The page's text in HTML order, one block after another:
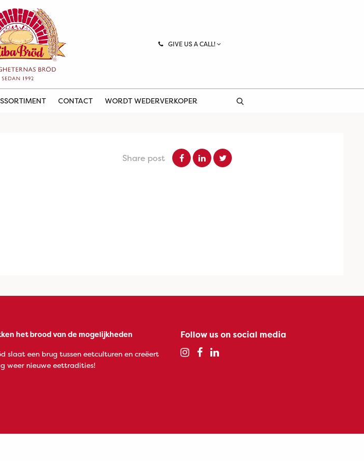
GIVE US A CALL!
CONTACT WORDT WEDERVERKOPER
Share post
het brood van de mogelijkheden
slaat een brug tussen eetculturen en creëert
weer nieuwe eettradities!
Follow us on social media